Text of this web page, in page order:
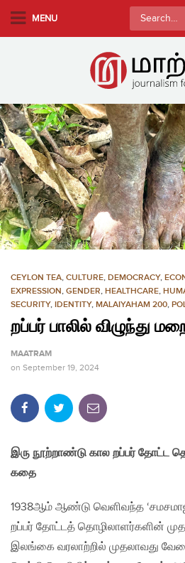
m
a
i
n
c
o
n
t
MENU
Search
for:
CEYLON TEA, CULTURE, DEMOCRACY,
EXPRESSION, GENDER, HEALTHCARE,
SECURITY, IDENTITY, MALAIYAHAM 200,
றப்பர் பாலில் விழுந்து
MAATRAM
on September 19, 2024
இரு நூற்றாண்டு கால றப்பர் தோட்ட
கதை
1938ஆம் ஆண்டு வெளிவந்த
றப்பர் தோட்டத் தொழிலாளர்களின்
இலங்கை வரலாற்றில் முதலாவது